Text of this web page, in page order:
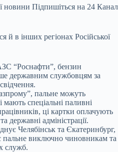
новини Підпишіться на 24 Канал
й в інших регіонах Російської
“Роснафти”, бензин
державним службовцям за
пальне можуть
спеціальні паливні
ці картки оплачують
державні адміністрації.
Челябінськ та Єкатеринбург,
пальне виключно чиновникам та
служб.